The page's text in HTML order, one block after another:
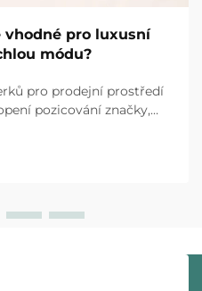
vhodné pro luxusní
módu?
pro prodejní prostředí
pozicování značky,
se na rychlou